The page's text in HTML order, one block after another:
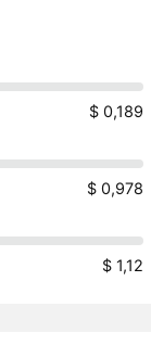
$ 0,189
$ 0,978
$ 1,12